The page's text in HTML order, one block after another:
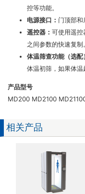
控等功能。
电源接口： 门顶部和
遥控器： 可使用遥控
之间参数的快速复制。
体温筛查功能（选配
体温初筛，如果体温
产品型号
MD200 MD2100
相关产品